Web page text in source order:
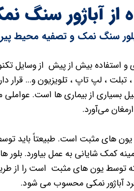
از آباژور سنگ
سنگ نمک و تصفیه محیط
و استفاده بیش از پیش از وسایل
تبلت ، لپ تاپ ، تلویزیون و…
بسیاری از بیماری ها است.
می‌آورد.
های مثبت است. طبیعتاً باید
کمک شایانی به عمل بیاورد. بلور
توسط یون های مثبت است را از
آباژور نمکی محسوب می شود.